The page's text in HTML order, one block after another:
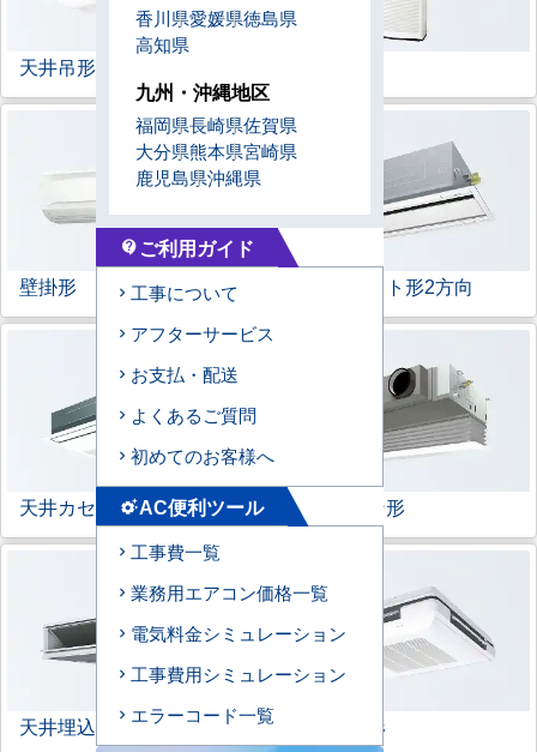
天井吊形
壁掛形 天井カセット形2方向
天井カセット形1方向 ビルトイン形
天井埋込ダクト形 天吊自在形
香川県愛媛県徳島県
高知県
九州・沖縄地区
福岡県長崎県佐賀県
大分県熊本県宮崎県
鹿児島県沖縄県
contact_support ご利用ガイド
工事について
アフターサービス
お支払・配送
よくあるご質問
初めてのお客様へ
settings_suggestAC便利ツール
工事費一覧
業務用エアコン価格一覧
電気料金シミュレーション
工事費用シミュレーション
エラーコード一覧